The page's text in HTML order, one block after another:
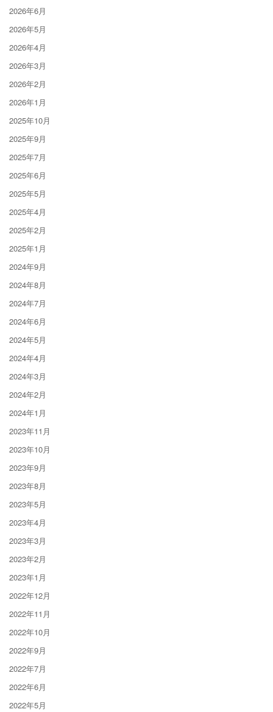
2026年6月
2026年5月
2026年4月
2026年3月
2026年2月
2026年1月
2025年10月
2025年9月
2025年7月
2025年6月
2025年5月
2025年4月
2025年2月
2025年1月
2024年9月
2024年8月
2024年7月
2024年6月
2024年5月
2024年4月
2024年3月
2024年2月
2024年1月
2023年11月
2023年10月
2023年9月
2023年8月
2023年5月
2023年4月
2023年3月
2023年2月
2023年1月
2022年12月
2022年11月
2022年10月
2022年9月
2022年7月
2022年6月
2022年5月